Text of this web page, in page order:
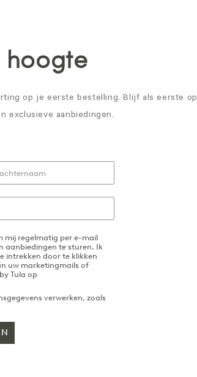
hoogte
op je eerste bestelling. Blijf als eerste op
exclusieve aanbiedingen.
mij regelmatig per e-mail
aanbiedingen te sturen. Ik
intrekken door te klikken
uw marketingmails of
Tula op
verwerken, zoals